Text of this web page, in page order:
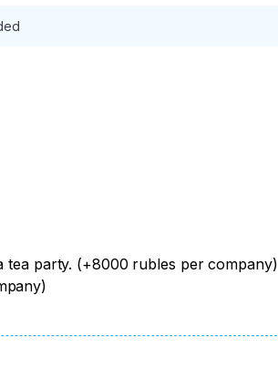
guest house
conditions
party. (+8000 rubles per company)